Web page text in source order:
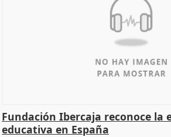
Fundación Ibercaja reconoce la
educativa en España